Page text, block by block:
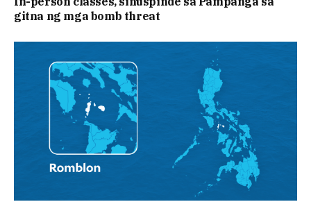
gitna ng mga bomb threat